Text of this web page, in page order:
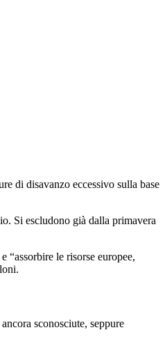
di disavanzo eccessivo sulla base
Si escludono già dalla primavera
“assorbire le risorse europee,
sconosciute, seppure